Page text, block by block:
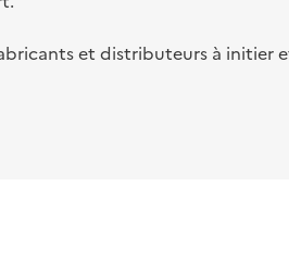
et distributeurs à initier